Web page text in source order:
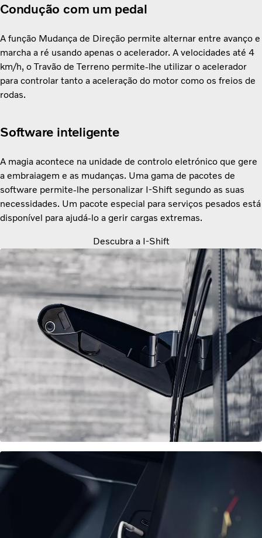
Condução com um pedal
A função Mudança de Direção permite alternar entre avanço e
marcha a ré usando apenas o acelerador. A velocidades até 4
km/h, o Travão de Terreno permite-lhe utilizar o acelerador
para controlar tanto a aceleração do motor como os freios de
rodas.
Software inteligente
A magia acontece na unidade de controlo eletrónico que gere
a embraiagem e as mudanças. Uma gama de pacotes de
software permite-lhe personalizar I-Shift segundo as suas
necessidades. Um pacote especial para serviços pesados ​​está
disponível para ajudá-lo a gerir cargas extremas.
Descubra a I-Shift